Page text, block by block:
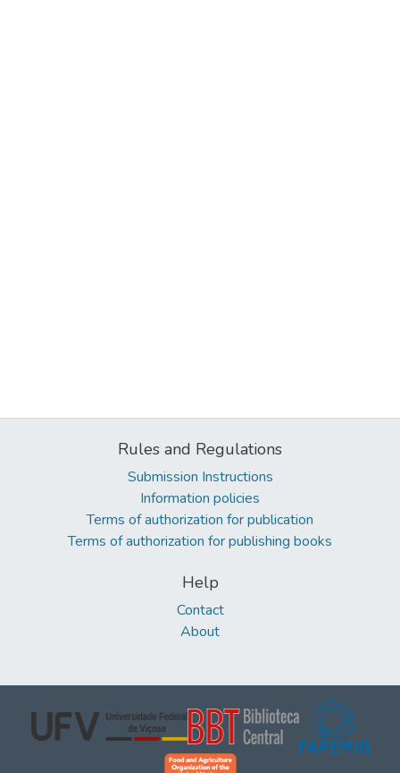
Rules and Regulations
Submission Instructions
Information policies
Terms of authorization for publication
Terms of authorization for publishing books
Help
Contact
About